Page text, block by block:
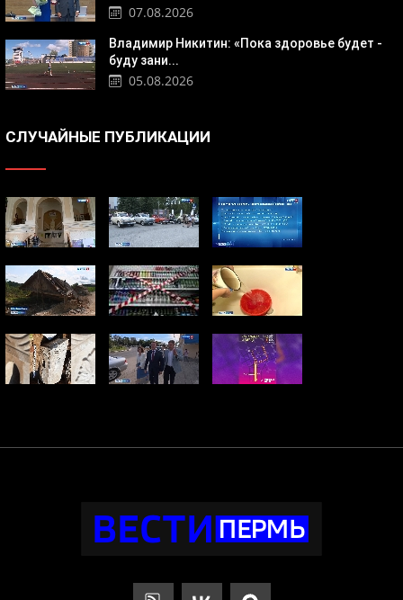
07.08.2026
Владимир Никитин: «Пока здоровье будет -
буду зани...
05.08.2026
СЛУЧАЙНЫЕ ПУБЛИКАЦИИ